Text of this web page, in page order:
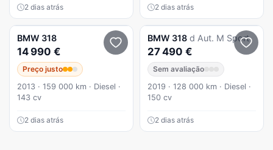
2 dias atrás 2 dias atrás
BMW 318
14 990 €
Preço justo
2013 · 159 000 km · Diesel ·
143 cv
2 dias atrás
BMW 318 d Aut. M Sport
27 490 €
Sem avaliação
2019 · 128 000 km · Diesel ·
150 cv
2 dias atrás